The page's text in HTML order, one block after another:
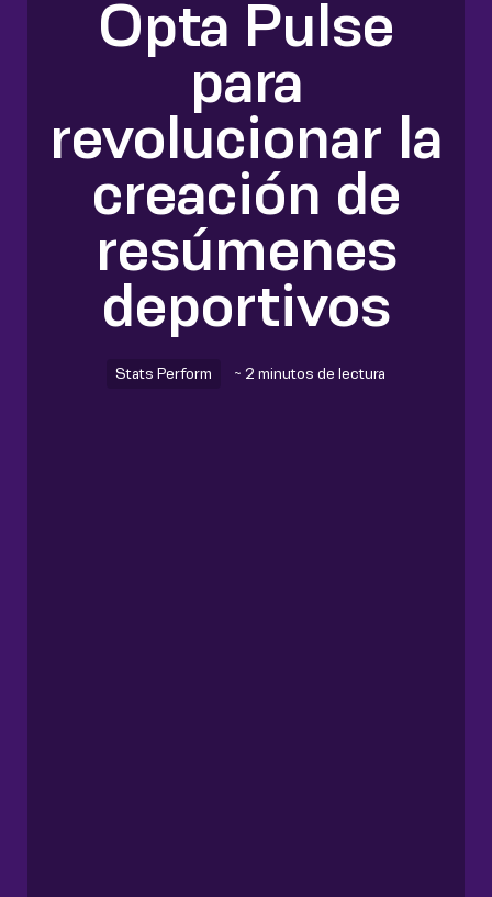
Opta Pulse
para
revolucionar la
creación de
resúmenes
deportivos
Stats Perform ~ 2 minutos de lectura